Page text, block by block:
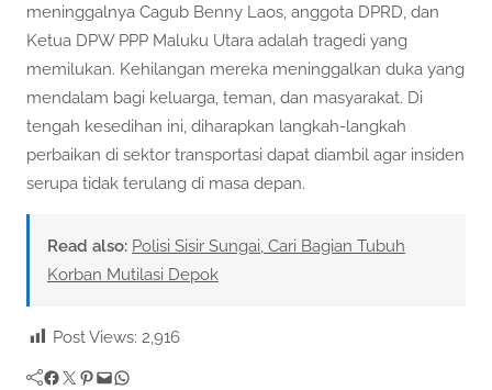
meninggalnya Cagub Benny Laos, anggota DPRD, dan
Ketua DPW PPP Maluku Utara adalah tragedi yang
memilukan. Kehilangan mereka meninggalkan duka yang
mendalam bagi keluarga, teman, dan masyarakat. Di
tengah kesedihan ini, diharapkan langkah-langkah
perbaikan di sektor transportasi dapat diambil agar insiden
serupa tidak terulang di masa depan.
Read also: Polisi Sisir Sungai, Cari Bagian Tubuh
Korban Mutilasi Depok
Post Views: 2,916
Facebook Twitter Pinterest Mail WhatsApp